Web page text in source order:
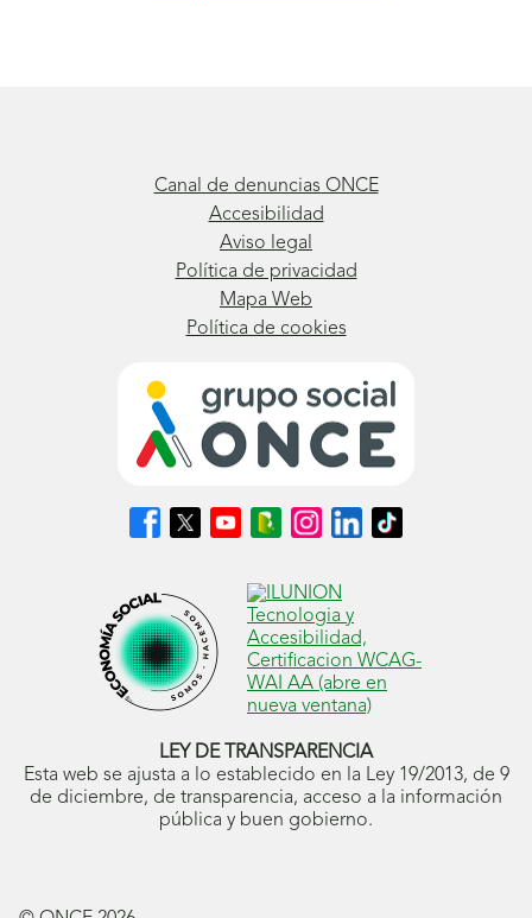
Canal de denuncias ONCE
Accesibilidad
Aviso legal
Política de privacidad
Mapa Web
Política de cookies
Síguenos
en
abrirá
en
ventana
nueva)
Síguenos
en
abrirá
en
ventana
nueva)
Síguenos
en
abrirá
en
ventana
nueva)
Síguenos
en
Blog
ONCE
(se
abrirá
en
ventana
nueva)
Síguenos
en
(se
abrirá
en
ventana
nueva)
Síguenos
en
(se
abrirá
en
ventana
nueva)
Síguenos
en
ventana
nueva)
LEY DE TRANSPARENCIA
Esta web se ajusta a lo establecido en la Ley 19/2013, de 9
de diciembre, de transparencia, acceso a la información
pública y buen gobierno.